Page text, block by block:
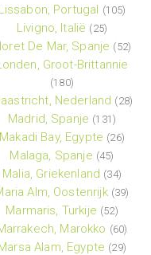
Lissabon, Portugal (105)
Livigno, Italië (25)
De Mar, Spanje (52)
Groot-Brittannie
(180)
Nederland (28)
Madrid, Spanje (131)
Makadi Bay, Egypte (26)
Malaga, Spanje (45)
Malia, Griekenland (34)
Alm, Oostenrijk (39)
Marmaris, Turkije (52)
Marokko (60)
Alam, Egypte (29)